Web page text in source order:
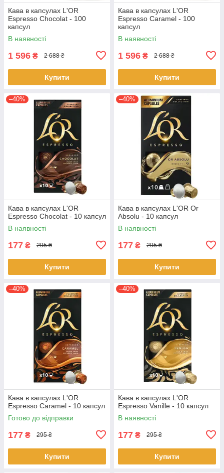
Кава в капсулах L'OR
Espresso Chocolat - 100
капсул
В наявності
1 596 ₴ 2 688 ₴
Купити
Кава в капсулах L'OR
Espresso Caramel - 100
капсул
В наявності
1 596 ₴ 2 688 ₴
Купити
–40%
Кава в капсулах L'OR
Espresso Chocolat - 10 капсул
В наявності
177 ₴ 295 ₴
Купити
–40%
Кава в капсулах L'OR Or
Absolu - 10 капсул
В наявності
177 ₴ 295 ₴
Купити
–40%
Кава в капсулах L'OR
Espresso Caramel - 10 капсул
Готово до відправки
177 ₴ 295 ₴
Купити
–40%
Кава в капсулах L'OR
Espresso Vanille - 10 капсул
В наявності
177 ₴ 295 ₴
Купити